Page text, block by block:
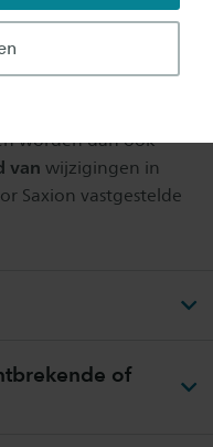
over
studiejaar 2026-
worden dan ook
van wijzigingen in
Saxion vastgestelde
of